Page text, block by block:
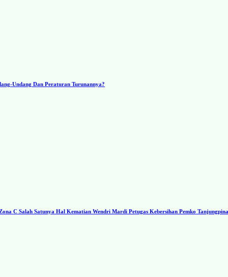
Undang Dan Peraturan Turunannya?
C Salah Satunya Hal Kematian Wendri Mardi Petugas Kebersihan Pemko